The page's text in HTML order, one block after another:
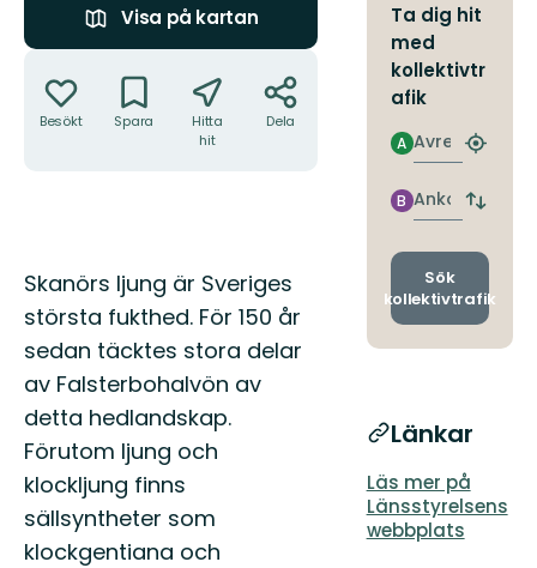
Visa på kartan
Besökt Spara
Hitta
hit
Dela
Beskrivning
Skanörs ljung är Sveriges
största fukthed. För 150 år
sedan täcktes stora delar
av Falsterbohalvön av
detta hedlandskap.
Förutom ljung och
klockljung finns
sällsyntheter som
klockgentiana och
Ta dig hit
med
kollektivtr
afik
Avresa
A
Hitta
Ankomst
B
Byt
och
Sök
kollektivtrafik
Länkar
Läs mer på
Länsstyrelsens
webbplats